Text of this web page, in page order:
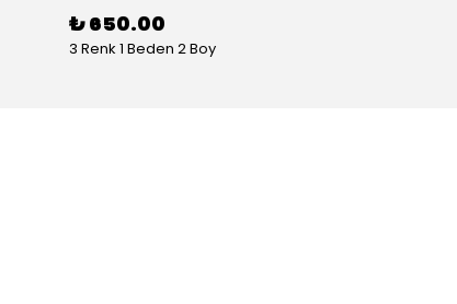
₺ 650.00
3 Renk 1 Beden 2 Boy